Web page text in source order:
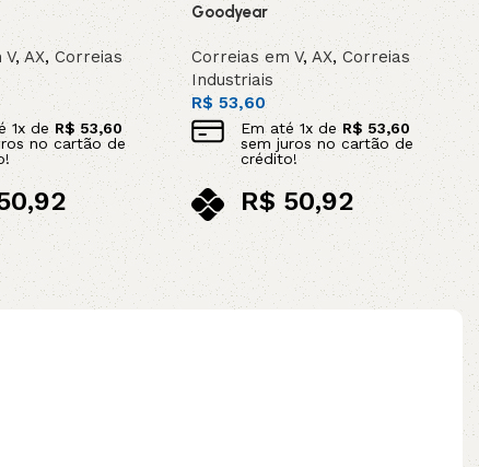
V,AX,Correias
1x deR$ 53,60
no cartão de
carrinho
Goodyear
Correias em V,AX,Correias
Industriais
R$ 53,60
Em até1x deR$ 53,60
sem juros no cartão de
crédito!
R$ 50,92
no pix
Adicionar ao carrinho